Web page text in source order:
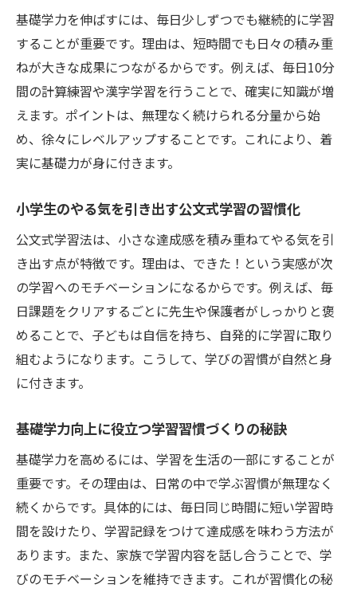
基礎学力を伸ばすには、毎日少しずつでも継続的に学習
することが重要です。理由は、短時間でも日々の積み重
ねが大きな成果につながるからです。例えば、毎日10分
間の計算練習や漢字学習を行うことで、確実に知識が増
えます。ポイントは、無理なく続けられる分量から始
め、徐々にレベルアップすることです。これにより、着
実に基礎力が身に付きます。
小学生のやる気を引き出す公文式学習の習慣化
公文式学習法は、小さな達成感を積み重ねてやる気を引
き出す点が特徴です。理由は、できた！という実感が次
の学習へのモチベーションになるからです。例えば、毎
日課題をクリアするごとに先生や保護者がしっかりと褒
めることで、子どもは自信を持ち、自発的に学習に取り
組むようになります。こうして、学びの習慣が自然と身
に付きます。
基礎学力向上に役立つ学習習慣づくりの秘訣
基礎学力を高めるには、学習を生活の一部にすることが
重要です。その理由は、日常の中で学ぶ習慣が無理なく
続くからです。具体的には、毎日同じ時間に短い学習時
間を設けたり、学習記録をつけて達成感を味わう方法が
あります。また、家族で学習内容を話し合うことで、学
びのモチベーションを維持できます。これが習慣化の秘